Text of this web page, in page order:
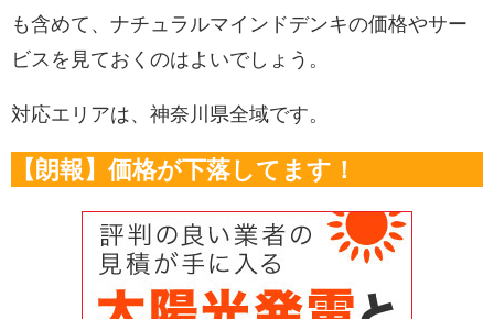
も含めて、ナチュラルマインドデンキの価格やサー
ビスを見ておくのはよいでしょう。
対応エリアは、神奈川県全域です。
【朗報】価格が下落してます！